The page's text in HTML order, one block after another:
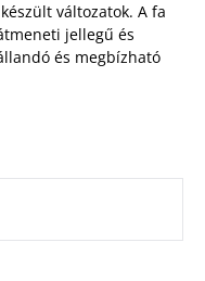
változatok. A fa
jellegű és
és megbízható